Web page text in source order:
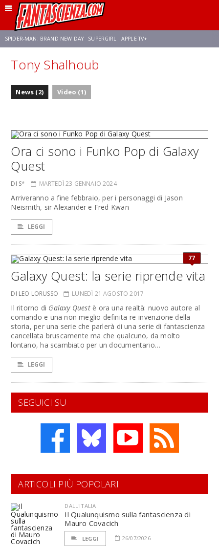
SPIDER-MAN: BRAND NEW DAY SUPERGIRL APPLE TV+
FRANCO RICCIARDIELLO ZENDAYA
Tony Shalhoub
News (2) Video (1)
Ora ci sono i Funko Pop di Galaxy
Quest
DI S* MARTEDÌ 23 GENNAIO 2024
Arriveranno a fine febbraio, per i personaggi di Jason
Neismith, sir Alexander e Fred Kwan
LEGGI
77
Galaxy Quest: la serie riprende vita
DI LEO LORUSSO LUNEDÌ 21 AGOSTO 2017
Il ritorno di Galaxy Questè ora una realtà: nuovo autore al
comando e una non meglio definita re-invenzione della
storia, per una serie che parlerà di una serie di fantascienza
cancellata bruscamente ma che qualcuno, da molto
lontano, ha scambiato per un documentario…
LEGGI
SEGUICI SU
ARTICOLI PIÙ POPOLARI
DALL'ITALIA
Il Qualunquismo sulla fantascienza di
Mauro Covacich
LEGGI 26/07/2026